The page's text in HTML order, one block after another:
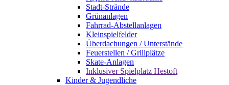
Stadt-Strände
Grünanlagen
Fahrrad-Abstellanlagen
Kleinspielfelder
Überdachungen / Unterstände
Feuerstellen / Grillplätze
Skate-Anlagen
Inklusiver Spielplatz Hestoft
Kinder & Jugendliche